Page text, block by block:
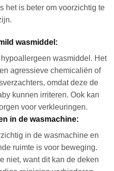
het is beter om voorzichtig te
wasmiddel:
wasmiddel. Het
agressieve chemicaliën of
omdat deze de
kunnen irriteren. Ook kan
voor verkleuringen.
in de wasmachine:
in de wasmachine en
ruimte is voor beweging.
niet, want dit kan de deken